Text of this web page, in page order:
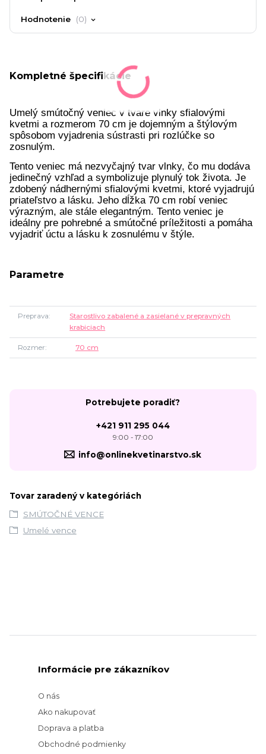
Hodnotenie 0
Kompletné špecifikácie
Umelý smútočný veniec v tvare vlnky sfialovými
kvetmi a rozmerom 70 cm je dojemným a štýlovým
spôsobom vyjadrenia sústrasti pri rozlúčke so
zosnulým.
Tento veniec má nezvyčajný tvar vlnky, čo mu dodáva
jedinečný vzhľad a symbolizuje plynulý tok života. Je
zdobený nádhernými sfialovými kvetmi, ktoré vyjadrujú
priateľstvo a lásku. Jeho dĺžka 70 cm robí veniec
výrazným, ale stále elegantným. Tento veniec je
ideálny pre pohrebné a smútočné príležitosti a pomáha
vyjadriť úctu a lásku k zosnulému v štýle.
Parametre
Preprava
Starostlivo zabalené a zasielané v prepravných
krabiciach
Rozmer 70 cm
Potrebujete poradiť?
+421 911 295 044
9:00 - 17:00
info@onlinekvetinarstvo.sk
Tovar zaradený v kategóriách
SMÚTOČNÉ VENCE
Umelé vence
Informácie pre zákazníkov
O nás
Ako nakupovať
Doprava a platba
Obchodné podmienky